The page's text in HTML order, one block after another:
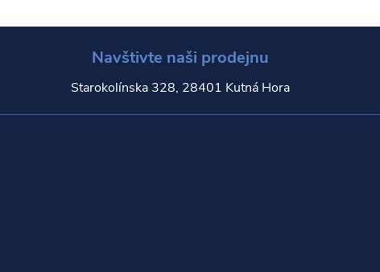
Navštivte naši prodejnu
Starokolínska 328, 28401 Kutná Hora